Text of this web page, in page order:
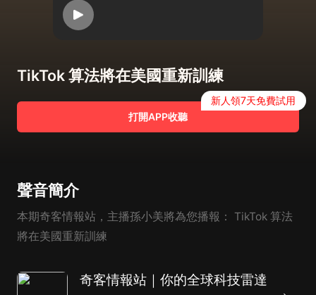
TikTok 算法將在美國重新訓練
打開APP收聽
新人領7天免費試用
聲音簡介
本期奇客情報站，主播孫小美將為您播報： TikTok 算法
將在美國重新訓練
奇客情報站｜你的全球科技雷達